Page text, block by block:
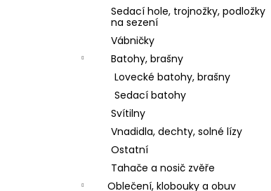
Sedací hole, trojnožky, podložky
na sezení
Vábničky
Batohy, brašny
Lovecké batohy, brašny
Sedací batohy
Svítilny
Vnadidla, dechty, solné lízy
Ostatní
Tahače a nosič zvěře
Oblečení, klobouky a obuv